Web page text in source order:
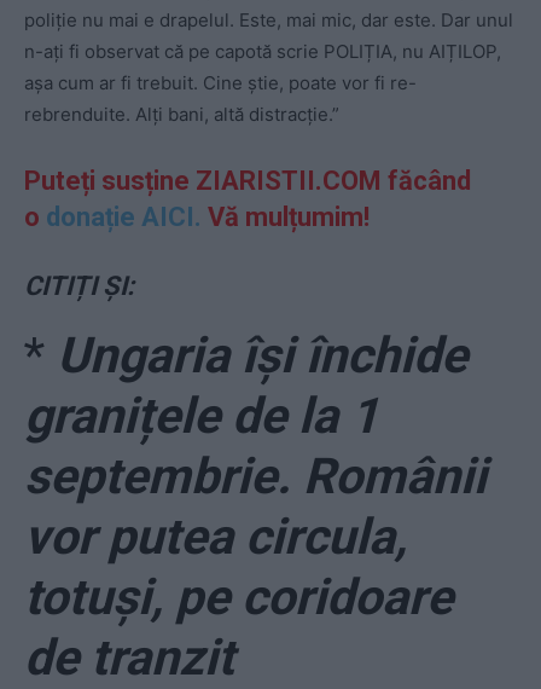
poliție nu mai e drapelul. Este, mai mic, dar este. Dar unul
n-ați fi observat că pe capotă scrie POLIȚIA, nu AIȚILOP,
așa cum ar fi trebuit. Cine știe, poate vor fi re-
rebrenduite. Alți bani, altă distracție.”
Puteți susține ZIARISTII.COM făcând
o donație AICI. Vă mulțumim!
CITIȚI ȘI:
* Ungaria își închide
granițele de la 1
septembrie. Românii
vor putea circula,
totuși, pe coridoare
de tranzit